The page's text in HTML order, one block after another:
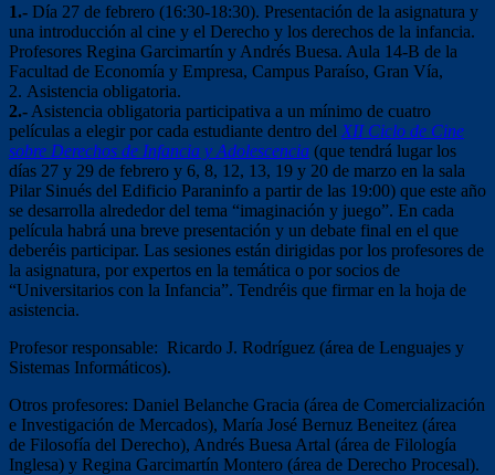
1.- Día 27 de febrero (16:30-18:30). Presentación de la asignatura y
una introducción al cine y el Derecho y los derechos de la infancia.
Profesores Regina Garcimartín y Andrés Buesa. Aula 14-B de la
Facultad de Economía y Empresa, Campus Paraíso, Gran Vía,
2. Asistencia obligatoria.
2.- Asistencia obligatoria participativa a un mínimo de cuatro
películas a elegir por cada estudiante dentro del XII Ciclo de Cine
sobre Derechos de Infancia y Adolescencia (que tendrá lugar los
días 27 y 29 de febrero y 6, 8, 12, 13, 19 y 20 de marzo en la sala
Pilar Sinués del Edificio Paraninfo a partir de las 19:00) que este año
se desarrolla alrededor del tema “imaginación y juego”. En cada
película habrá una breve presentación y un debate final en el que
deberéis participar. Las sesiones están dirigidas por los profesores de
la asignatura, por expertos en la temática o por socios de
“Universitarios con la Infancia”. Tendréis que firmar en la hoja de
asistencia.
Profesor responsable: Ricardo J. Rodríguez (área de Lenguajes y
Sistemas Informáticos).
Otros profesores: Daniel Belanche Gracia (área de Comercialización
e Investigación de Mercados), María José Bernuz Beneitez (área
de Filosofía del Derecho), Andrés Buesa Artal (área de Filología
Inglesa) y Regina Garcimartín Montero (área de Derecho Procesal).